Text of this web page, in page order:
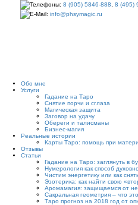
Телефоны: 8 (905) 5846-888
8 (495)
E-Mail: info@phsymagic.ru
Обо мне
Услуги
Гадание на Таро
Снятие порчи и сглаза
Магическая защита
Заговор на удачу
Обереги и талисманы
Бизнес-магия
Реальные истории
Карты Таро: помощь при
Отзывы
Статьи
Гадание на Таро: заглянуть в
Нумерология как способ
Чистим энергетику или как
Эзотерика: как найти свою
Аромамагия: защищаемся от
Сакральная геометрия – что
Таро прогноз на 2018 год от